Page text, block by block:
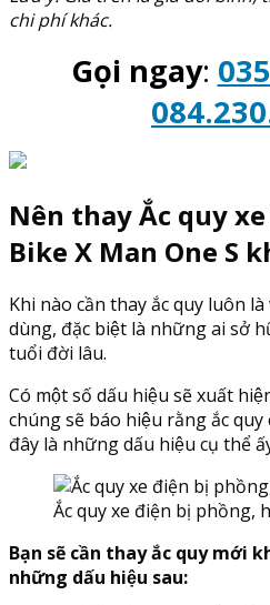
chi phí khác.
Gọi ngay:
Nên thay Ắc quy
Bike X Man One S
Khi nào cần thay ắc quy luôn
dùng, đặc biệt là những ai sở
tuổi đời lâu.
Có một số dấu hiệu sẽ xuất
chúng sẽ báo hiệu rằng ắc
đây là những dấu hiệu cụ thể
Ắc quy xe điện bị phồng,
Bạn sẽ cần thay ắc quy mới
những dấu hiệu sau: